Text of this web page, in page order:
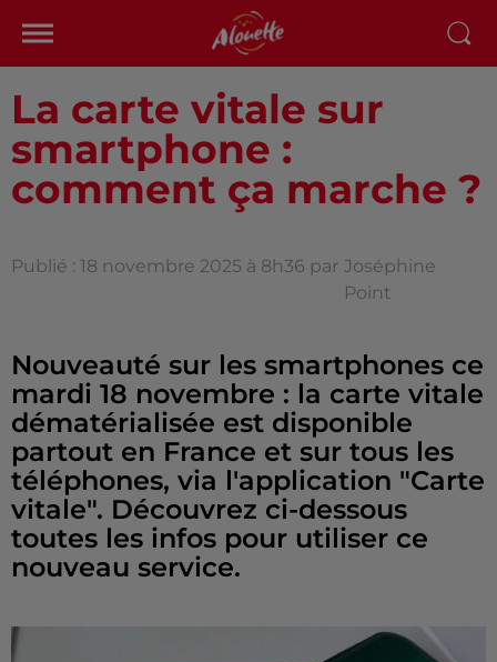
La carte vitale sur
smartphone :
comment ça marche ?
Publié : 18 novembre 2025 à 8h36 par Joséphine
Point
Nouveauté sur les smartphones ce
mardi 18 novembre : la carte vitale
dématérialisée est disponible
partout en France et sur tous les
téléphones, via l'application "Carte
vitale". Découvrez ci-dessous
toutes les infos pour utiliser ce
nouveau service.